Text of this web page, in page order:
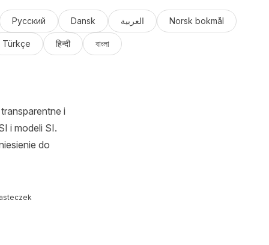
Русский Dansk العربية Norsk bokmål
Türkçe हिन्दी বাংলা
i
i modeli SI.
do